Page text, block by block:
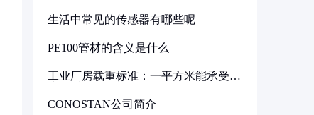
生活中常见的传感器有哪些呢
PE100管材的含义是什么
工业厂房载重标准：一平方米能承受多
CONOSTAN公司简介